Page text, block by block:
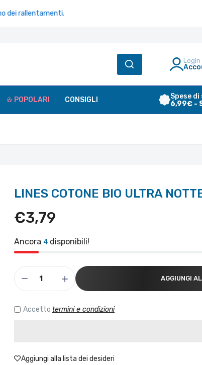
Login
POPOLARI CONSIGLI
Spese
6,99€ -
LINES COTONE BIO ULTRA
€3,79
Ancora 4 disponibili!
AGGIUNGI
Accetto termini e condizioni
Aggiungi alla lista dei desideri